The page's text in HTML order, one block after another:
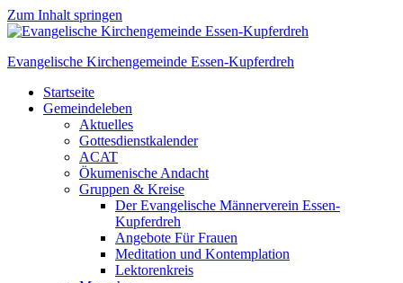
Zum Inhalt springen
Evangelische Kirchengemeinde Essen-Kupferdreh
Startseite
Gemeindeleben
Aktuelles
Gottesdienstkalender
ACAT
Ökumenische Andacht
Gruppen & Kreise
Der Evangelische Männerverein Essen-
Kupferdreh
Angebote Für Frauen
Meditation und Kontemplation
Lektorenkreis